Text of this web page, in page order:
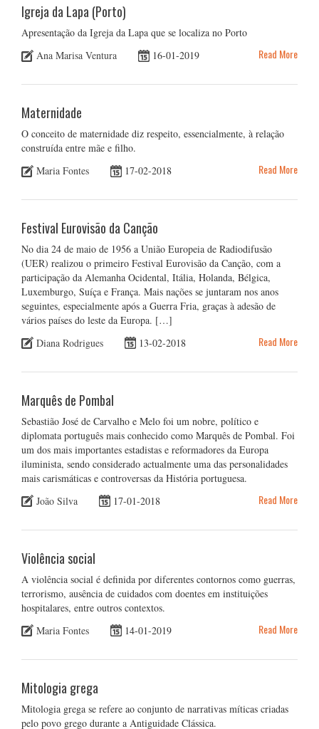
Igreja da Lapa (Porto)
Apresentação da Igreja da Lapa que se localiza no Porto
Ana Marisa Ventura
16-01-2019 Read More
Maternidade
O conceito de maternidade diz respeito, essencialmente, à relação
construída entre mãe e filho.
Maria Fontes
17-02-2018 Read More
Festival Eurovisão da Canção
No dia 24 de maio de 1956 a União Europeia de Radiodifusão
(UER) realizou o primeiro Festival Eurovisão da Canção, com a
participação da Alemanha Ocidental, Itália, Holanda, Bélgica,
Luxemburgo, Suíça e França. Mais nações se juntaram nos anos
seguintes, especialmente após a Guerra Fria, graças à adesão de
vários países do leste da Europa. […]
Diana Rodrigues
13-02-2018 Read More
Marquês de Pombal
Sebastião José de Carvalho e Melo foi um nobre, político e
diplomata português mais conhecido como Marquês de Pombal. Foi
um dos mais importantes estadistas e reformadores da Europa
iluminista, sendo considerado actualmente uma das personalidades
mais carismáticas e controversas da História portuguesa.
João Silva
17-01-2018 Read More
Violência social
A violência social é definida por diferentes contornos como guerras,
terrorismo, ausência de cuidados com doentes em instituições
hospitalares, entre outros contextos.
Maria Fontes
14-01-2019 Read More
Mitologia grega
Mitologia grega se refere ao conjunto de narrativas míticas criadas
pelo povo grego durante a Antiguidade Clássica.